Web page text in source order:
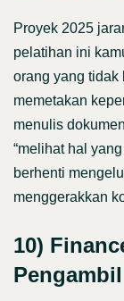
Proyek 2025
pelatihan ini
orang yang tidak
memetakan
menulis
“melihat hal
berhenti
menggerakkan
10)